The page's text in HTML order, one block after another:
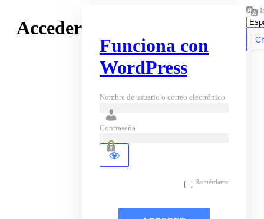
Acceder
Funciona con
WordPress
Nombre de usuario o correo electrónico
Contraseña
Recuérdame